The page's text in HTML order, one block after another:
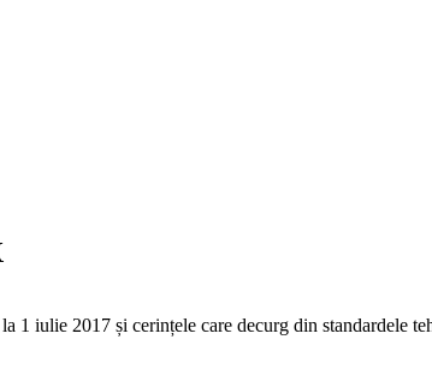
1 iulie 2017 și cerințele care decurg din standardele